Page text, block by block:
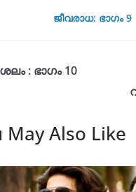
ജീവരാധ: ഭാഗം 9
: ഭാഗം 10
May Also Like